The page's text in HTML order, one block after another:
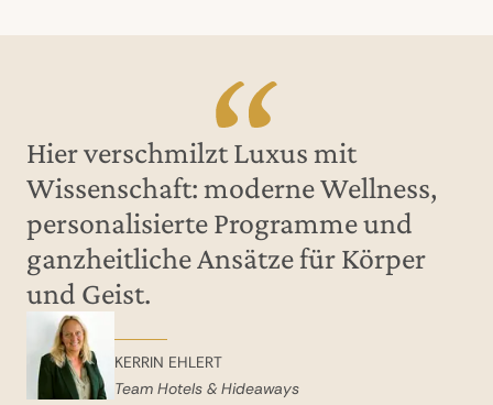
Hier verschmilzt Luxus mit
Wissenschaft: moderne Wellness,
personalisierte Programme und
ganzheitliche Ansätze für Körper
und Geist.
KERRIN EHLERT
Team Hotels & Hideaways